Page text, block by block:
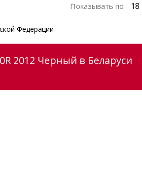
Показывать по
Федерации
2012 Черный в Беларуси